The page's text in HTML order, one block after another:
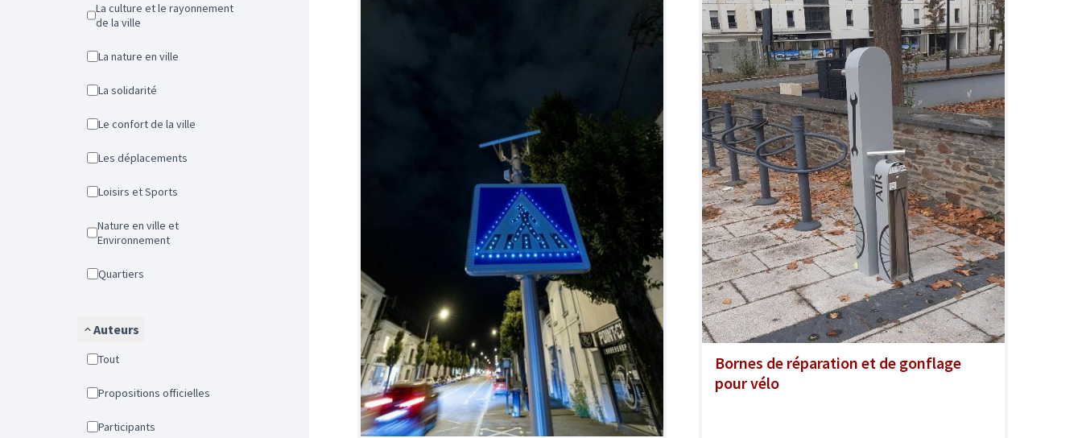
La culture et le rayonnement
de la ville
La nature en ville
La solidarité
Le confort de la ville
Les déplacements
Loisirs et Sports
Nature en ville et
Environnement
Quartiers
Auteurs
Tout
Propositions officielles
Participants
Bornes de réparation et de gonflage
pour vélo